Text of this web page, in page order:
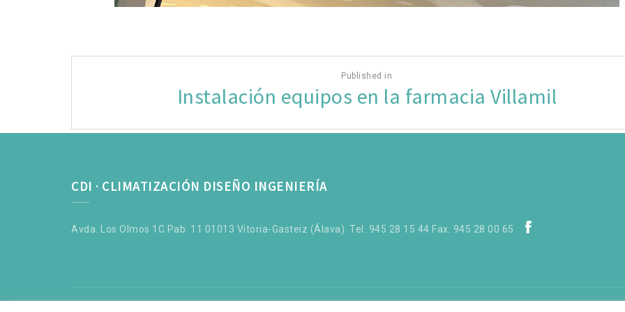
Published in
Instalación equipos en la farmacia Villamil
CDI · CLIMATIZACIÓN DISEÑO INGENIERÍA
Avda. Los Olmos 1C Pab. 11 01013 Vitoria-Gasteiz (Álava). Tel. 945 28 15 44 Fax. 945 28 00 65